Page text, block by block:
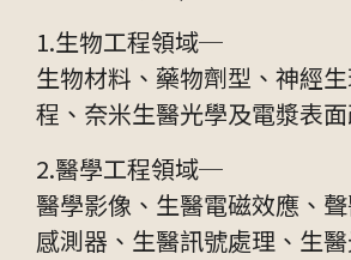
1.生物工程領域─
生物材料、藥物劑型、神經
程、奈米生醫光學及電漿表
2.醫學工程領域─
醫學影像、生醫電磁效應、
感測器、生醫訊號處理、生